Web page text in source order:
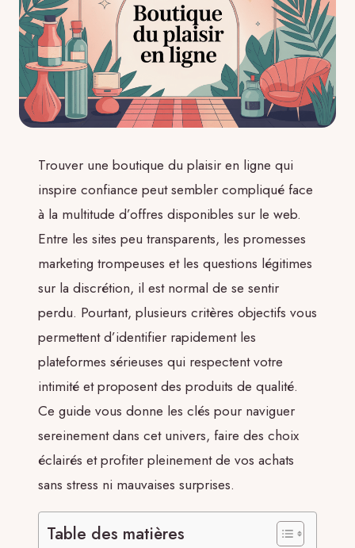
Trouver une boutique du plaisir en ligne qui
inspire confiance peut sembler compliqué face
à la multitude d’offres disponibles sur le web.
Entre les sites peu transparents, les promesses
marketing trompeuses et les questions légitimes
sur la discrétion, il est normal de se sentir
perdu. Pourtant, plusieurs critères objectifs vous
permettent d’identifier rapidement les
plateformes sérieuses qui respectent votre
intimité et proposent des produits de qualité.
Ce guide vous donne les clés pour naviguer
sereinement dans cet univers, faire des choix
éclairés et profiter pleinement de vos achats
sans stress ni mauvaises surprises.
Table des matières